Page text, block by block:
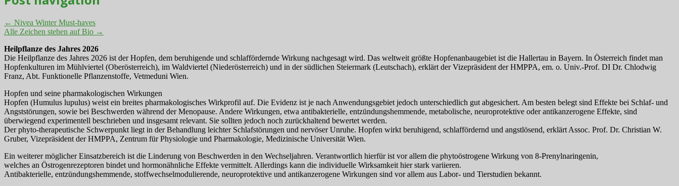
← Nivea Winter Must-haves
Alle Zeichen stehen auf Bio →
Heilpflanze des Jahres 2026
Die Heilpflanze des Jahres 2026 ist der Hopfen, dem beruhigende und schlaffördernde Wirkung nachgesagt wird. Das weltweit größte Hopfenanbaugebiet ist die Hallertau in Bayern. In Österreich findet man
Hopfenkulturen im Mühlviertel (Oberösterreich), im Waldviertel (Niederösterreich) und in der südlichen Steiermark (Leutschach), erklärt der Vizepräsident der HMPPA, em. o. Univ.-Prof. DI Dr. Chlodwig
Franz, Abt. Funktionelle Pflanzenstoffe, Vetmeduni Wien.
Hopfen und seine pharmakologischen Wirkungen
Hopfen (Humulus lupulus) weist ein breites pharmakologisches Wirkprofil auf. Die Evidenz ist je nach Anwendungsgebiet jedoch unterschiedlich gut abgesichert. Am besten belegt sind Effekte bei Schlaf- und
Angststörungen, sowie bei Beschwerden während der Menopause. Andere Wirkungen, etwa antibakterielle, entzündungshemmende, metabolische, neuroprotektive oder antikanzerogene Effekte, sind
überwiegend experimentell beschrieben und insgesamt relevant. Sie sollten jedoch noch zurückhaltend bewertet werden.
Der phyto-therapeutische Schwerpunkt liegt in der Behandlung leichter Schlafstörungen und nervöser Unruhe. Hopfen wirkt beruhigend, schlaffördernd und angstlösend, erklärt Assoc. Prof. Dr. Christian W.
Gruber, Vizepräsident der HMPPA, Zentrum für Physiologie und Pharmakologie, Medizinische Universität Wien.
Ein weiterer möglicher Einsatzbereich ist die Linderung von Beschwerden in den Wechseljahren. Verantwortlich hierfür ist vor allem die phytoöstrogene Wirkung von 8-Prenylnaringenin,
welches an Östrogenrezeptoren bindet und hormonähnliche Effekte vermittelt. Allerdings kann die individuelle Wirksamkeit hier stark variieren.
Antibakterielle, entzündungshemmende, stoffwechselmodulierende, neuroprotektive und antikanzerogene Wirkungen sind vor allem aus Labor- und Tierstudien bekannt.